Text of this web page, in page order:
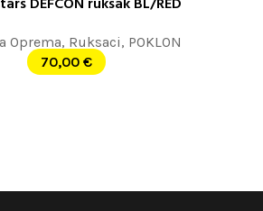
JOŠ
Oprema, Ruksaci, POKLON
70,00 €